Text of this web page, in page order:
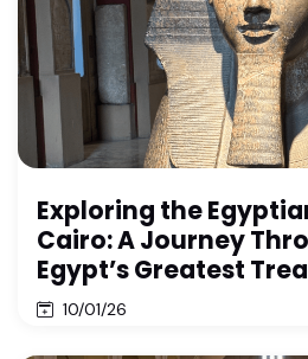
Exploring the
Cairo: A Journey
Egypt’s Greatest
10/01/26